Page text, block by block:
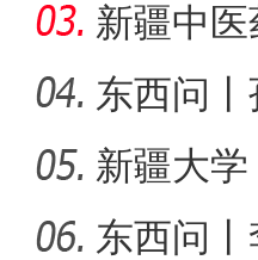
侨乡
可分割
新疆中
东西问
了什么？
新疆大学
东西问